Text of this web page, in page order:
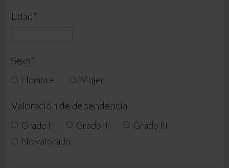
Edad *
Sexo*
Hombre Mujer
Valoración de dependencia
Grado I Grado II
Grado III
No valorado